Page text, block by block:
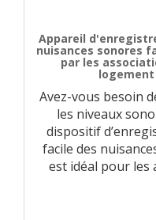
Appareil
nuisances sonores
par les
logement
Avez-vous besoin
les niveaux
dispositif
facile des
est idéal pour les